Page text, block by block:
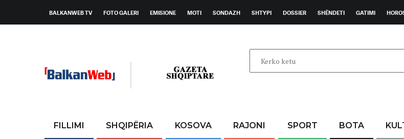
BALKANWEB TV FOTO GALERI EMISIONE MOTI SONDAZH SHTYPI DOSSIER SHËNDETI GATIMI
FILLIMI SHQIPËRIA KOSOVA RAJONI SPORT BOTA